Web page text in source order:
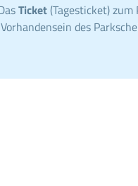
Ticket (Tagesticket) zum
des